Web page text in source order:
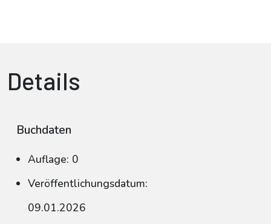
Details
Buchdaten
Auflage: 0
Veröffentlichungsdatum:
09.01.2026